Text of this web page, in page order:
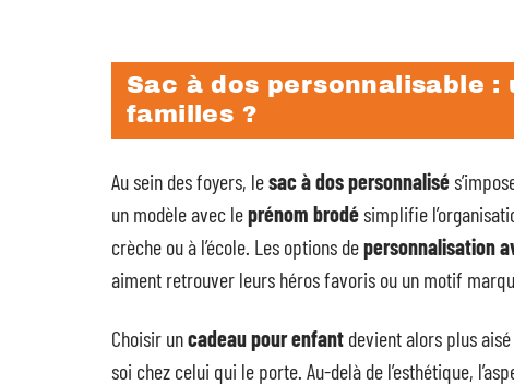
Sac à dos personnalisable
familles ?
Au sein des foyers, lesac à dos personnalisé
un modèle avec leprénom brodésimplifie
crèche ou à l’école. Les options depersonnalisation
aiment retrouver leurs héros favoris ou un motif
Choisir uncadeau pour enfant devient alors plus
soi chez celui qui le porte. Au-delà de l’esthétique,